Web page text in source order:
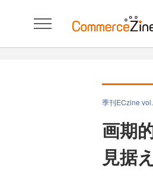
季刊ECzine
画期
見据